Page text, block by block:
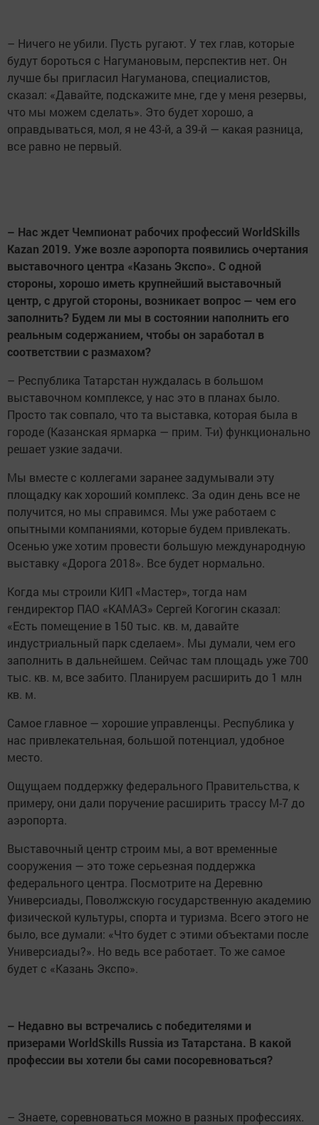
– Ничего не убили. Пусть ругают. У тех глав, которые
будут бороться с Нагумановым, перспектив нет. Он
лучше бы пригласил Нагуманова, специалистов,
сказал: «Давайте, подскажите мне, где у меня резервы,
что мы можем сделать». Это будет хорошо, а
оправдываться, мол, я не 43-й, а 39-й — какая разница,
все равно не первый.
– Нас ждет Чемпионат рабочих профессий WorldSkills
Kazan 2019. Уже возле аэропорта появились очертания
выставочного центра «Казань Экспо». С одной
стороны, хорошо иметь крупнейший выставочный
центр, с другой стороны, возникает вопрос — чем его
заполнить? Будем ли мы в состоянии наполнить его
реальным содержанием, чтобы он заработал в
соответствии с размахом?
– Республика Татарстан нуждалась в большом
выставочном комплексе, у нас это в планах было.
Просто так совпало, что та выставка, которая была в
городе (Казанская ярмарка — прим. Т-и) функционально
решает узкие задачи.
Мы вместе с коллегами заранее задумывали эту
площадку как хороший комплекс. За один день все не
получится, но мы справимся. Мы уже работаем с
опытными компаниями, которые будем привлекать.
Осенью уже хотим провести большую международную
выставку «Дорога 2018». Все будет нормально.
Когда мы строили КИП «Мастер», тогда нам
гендиректор ПАО «КАМАЗ» Сергей Когогин сказал:
«Есть помещение в 150 тыс. кв. м, давайте
индустриальный парк сделаем». Мы думали, чем его
заполнить в дальнейшем. Сейчас там площадь уже 700
тыс. кв. м, все забито. Планируем расширить до 1 млн
кв. м.
Самое главное — хорошие управленцы. Республика у
нас привлекательная, большой потенциал, удобное
место.
Ощущаем поддержку федерального Правительства, к
примеру, они дали поручение расширить трассу М-7 до
аэропорта.
Выставочный центр строим мы, а вот временные
сооружения — это тоже серьезная поддержка
федерального центра. Посмотрите на Деревню
Универсиады, Поволжскую государственную академию
физической культуры, спорта и туризма. Всего этого не
было, все думали: «Что будет с этими объектами после
Универсиады?». Но ведь все работает. То же самое
будет с «Казань Экспо».
– Недавно вы встречались с победителями и
призерами WorldSkills Russia из Татарстана. В какой
профессии вы хотели бы сами посоревноваться?
– Знаете, соревноваться можно в разных профессиях.